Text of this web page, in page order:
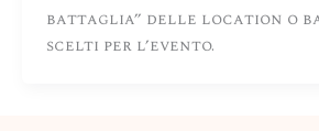
battaglia” delle location o
scelti per l’evento.